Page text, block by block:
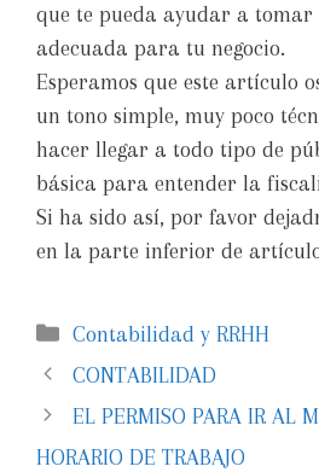
que te pueda ayudar a tomar
adecuada para tu negocio.
Esperamos que este artículo
un tono simple, muy poco
hacer llegar a todo tipo de
básica para entender la
Si ha sido así, por favor
en la parte inferior de
Contabilidad y RRHH
CONTABILIDAD
EL PERMISO PARA IR AL
HORARIO DE TRABAJO